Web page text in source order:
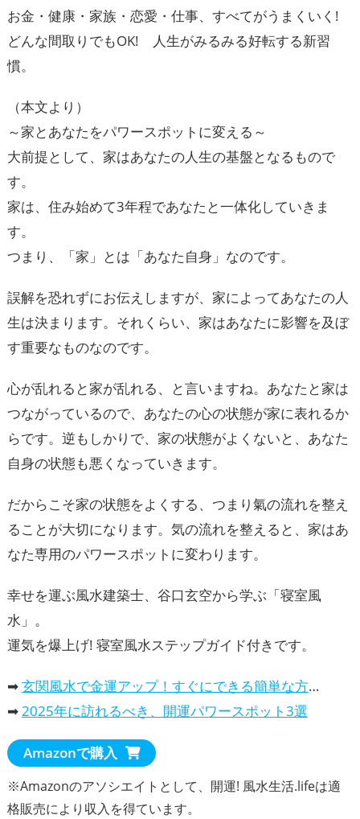
お金・健康・家族・恋愛・仕事、すべてがうまくいく!
どんな間取りでもOK! 人生がみるみる好転する新習
慣。
（本文より）
～家とあなたをパワースポットに変える～
大前提として、家はあなたの人生の基盤となるもので
す。
家は、住み始めて3年程であなたと一体化していきま
す。
つまり、「家」とは「あなた自身」なのです。
誤解を恐れずにお伝えしますが、家によってあなたの人
生は決まります。それくらい、家はあなたに影響を及ぼ
す重要なものなのです。
心が乱れると家が乱れる、と言いますね。あなたと家は
つながっているので、あなたの心の状態が家に表れるか
らです。逆もしかりで、家の状態がよくないと、あなた
自身の状態も悪くなっていきます。
だからこそ家の状態をよくする、つまり氣の流れを整え
ることが大切になります。気の流れを整えると、家はあ
なた専用のパワースポットに変わります。
幸せを運ぶ風水建築士、谷口玄空から学ぶ「寝室風
水」。
運気を爆上げ! 寝室風水ステップガイド付きです。
➡玄関風水で金運アップ！すぐにできる簡単な方法
➡2025年に訪れるべき、開運パワースポット3選
Amazonで購入
※Amazonのアソシエイトとして、開運! 風水生活.lifeは適
格販売により収入を得ています。